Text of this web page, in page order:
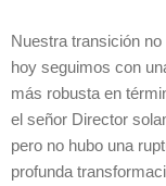
Nuestra transición
hoy seguimos con
más robusta en
el señor Director
pero no hubo una
profunda